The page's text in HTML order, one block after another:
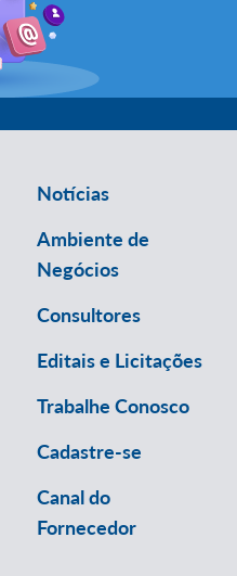
Notícias
Ambiente de
Negócios
Consultores
Editais e Licitações
Trabalhe Conosco
Cadastre-se
Canal do
Fornecedor